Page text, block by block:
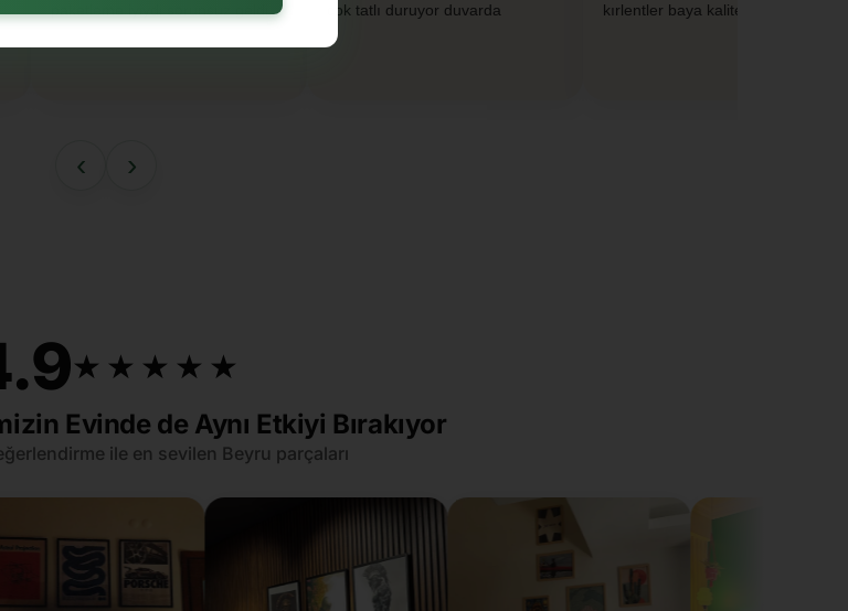
cok tatlı duruyor duvarda kırlentler baya kaliteliymis
‹ ›
★★★★★
★★★★★
Evinde de Aynı Etkiyi Bırakıyor
ile en sevilen Beyru parçaları